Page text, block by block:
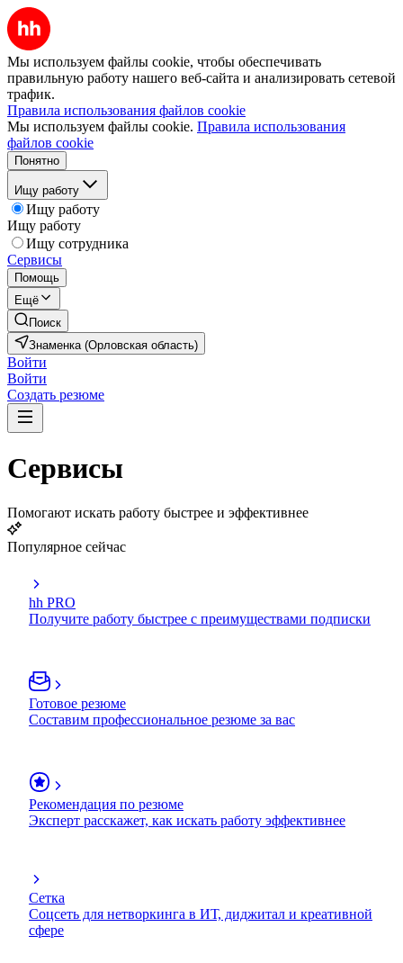
Мы используем файлы cookie, чтобы обеспечивать
правильную работу нашего веб-сайта и анализировать сетевой
трафик.
Правила использования файлов cookie
Мы используем файлы cookie. Правила использования
файлов cookie
Понятно
Ищу работу
Ищу работу
Ищу работу
Ищу сотрудника
Сервисы
Помощь
Ещё
Поиск
Знаменка (Орловская область)
Войти
Войти
Создать резюме
Сервисы
Помогают искать работу быстрее и эффективнее
Популярное сейчас
hh PRO
Получите работу быстрее с преимуществами подписки
Готовое резюме
Составим профессиональное резюме за вас
Рекомендация по резюме
Эксперт расскажет, как искать работу эффективнее
Сетка
Соцсеть для нетворкинга в ИТ, диджитал и креативной
сфере